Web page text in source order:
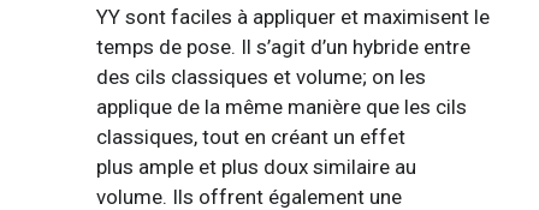
YY sont faciles à appliquer et maximisent le
temps de pose. Il s’agit d’un hybride entre
des cils classiques et volume; on les
applique de la même manière que les cils
classiques, tout en créant un effet
plus ample et plus doux similaire au
volume. Ils offrent également une